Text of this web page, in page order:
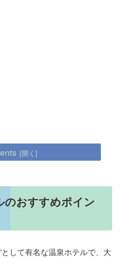
のおすすめポイン
して有名な温泉ホテルで、大